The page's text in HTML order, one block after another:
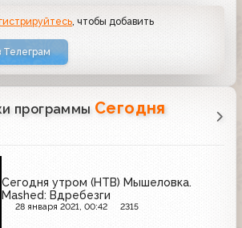
, чтобы добавить
Телеграм
программы Сегодня
Сегодня утром (НТВ) Мышеловка.
Mashed: Вдребезги
28 января 2021, 00:42 2315